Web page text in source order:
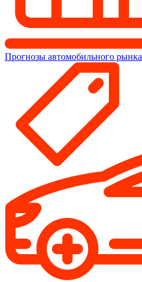
Прогнозы автомобильного рынка